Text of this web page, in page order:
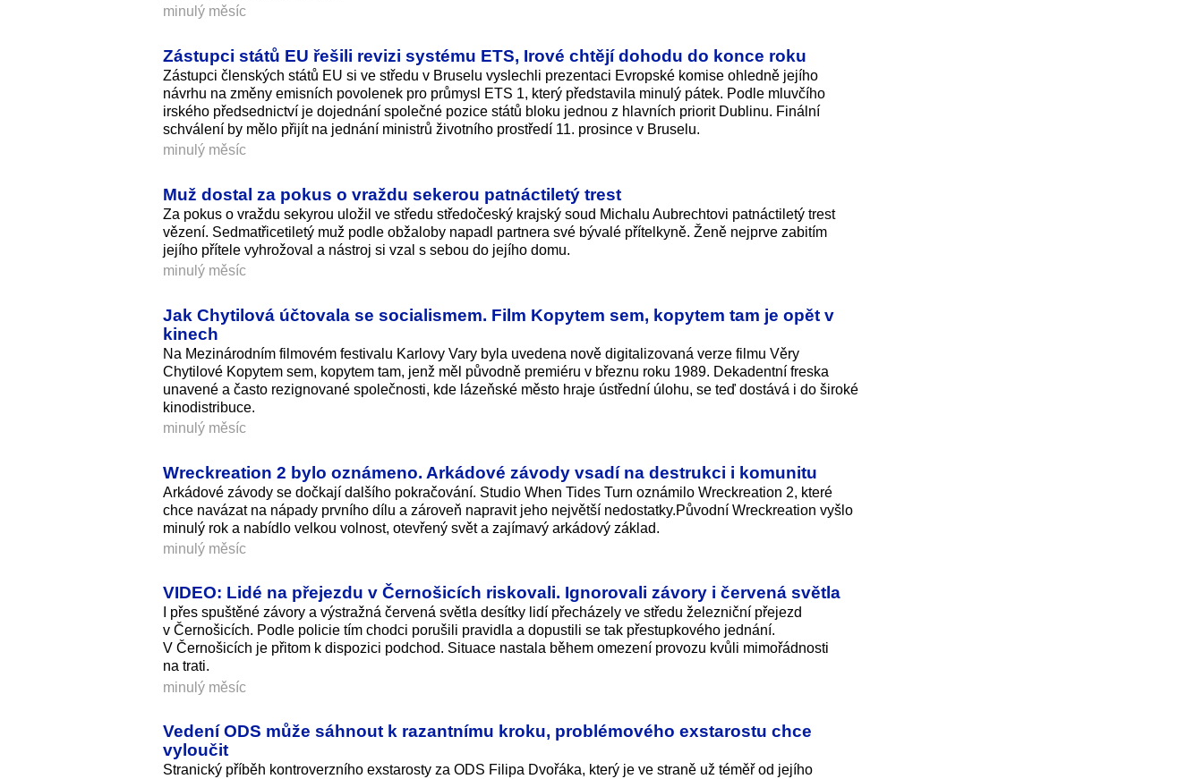
minulý měsíc
Zástupci států EU řešili revizi systému ETS, Irové chtějí dohodu do konce roku
Zástupci členských států EU si ve středu v Bruselu vyslechli prezentaci Evropské komise ohledně jejího
návrhu na změny emisních povolenek pro průmysl ETS 1, který představila minulý pátek. Podle mluvčího
irského předsednictví je dojednání společné pozice států bloku jednou z hlavních priorit Dublinu. Finální
schválení by mělo přijít na jednání ministrů životního prostředí 11. prosince v Bruselu.
minulý měsíc
Muž dostal za pokus o vraždu sekerou patnáctiletý trest
Za pokus o vraždu sekyrou uložil ve středu středočeský krajský soud Michalu Aubrechtovi patnáctiletý trest
vězení. Sedmatřicetiletý muž podle obžaloby napadl partnera své bývalé přítelkyně. Ženě nejprve zabitím
jejího přítele vyhrožoval a nástroj si vzal s sebou do jejího domu.
minulý měsíc
Jak Chytilová účtovala se socialismem. Film Kopytem sem, kopytem tam je opět v
kinech
Na Mezinárodním filmovém festivalu Karlovy Vary byla uvedena nově digitalizovaná verze filmu Věry
Chytilové Kopytem sem, kopytem tam, jenž měl původně premiéru v březnu roku 1989. Dekadentní freska
unavené a často rezignované společnosti, kde lázeňské město hraje ústřední úlohu, se teď dostává i do široké
kinodistribuce.
minulý měsíc
Wreckreation 2 bylo oznámeno. Arkádové závody vsadí na destrukci i komunitu
Arkádové závody se dočkají dalšího pokračování. Studio When Tides Turn oznámilo Wreckreation 2, které
chce navázat na nápady prvního dílu a zároveň napravit jeho největší nedostatky.Původní Wreckreation vyšlo
minulý rok a nabídlo velkou volnost, otevřený svět a zajímavý arkádový základ.
minulý měsíc
VIDEO: Lidé na přejezdu v Černošicích riskovali. Ignorovali závory i červená světla
I přes spuštěné závory a výstražná červená světla desítky lidí přecházely ve středu železniční přejezd
v Černošicích. Podle policie tím chodci porušili pravidla a dopustili se tak přestupkového jednání.
V Černošicích je přitom k dispozici podchod. Situace nastala během omezení provozu kvůli mimořádnosti
na trati.
minulý měsíc
Vedení ODS může sáhnout k razantnímu kroku, problémového exstarostu chce
vyloučit
Stranický příběh kontroverzního exstarosty za ODS Filipa Dvořáka, který je ve straně už téměř od jejího